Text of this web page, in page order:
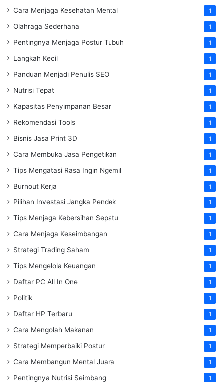
Cara Menjaga Kesehatan Mental 1
Olahraga Sederhana 1
Pentingnya Menjaga Postur Tubuh 1
Langkah Kecil 1
Panduan Menjadi Penulis SEO 1
Nutrisi Tepat 1
Kapasitas Penyimpanan Besar 1
Rekomendasi Tools 1
Bisnis Jasa Print 3D 1
Cara Membuka Jasa Pengetikan 1
Tips Mengatasi Rasa Ingin Ngemil 1
Burnout Kerja 1
Pilihan Investasi Jangka Pendek 1
Tips Menjaga Kebersihan Sepatu 1
Cara Menjaga Keseimbangan 1
Strategi Trading Saham 1
Tips Mengelola Keuangan 1
Daftar PC All In One 1
Politik 1
Daftar HP Terbaru 1
Cara Mengolah Makanan 1
Strategi Memperbaiki Postur 1
Cara Membangun Mental Juara 1
Pentingnya Nutrisi Seimbang 1